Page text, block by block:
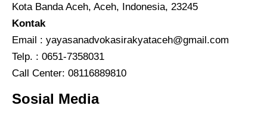
Kota Banda Aceh, Aceh, Indonesia, 23245
Kontak
Email : yayasanadvokasirakyataceh@gmail.com
Telp. : 0651-7358031
Call Center: 08116889810
Sosial Media